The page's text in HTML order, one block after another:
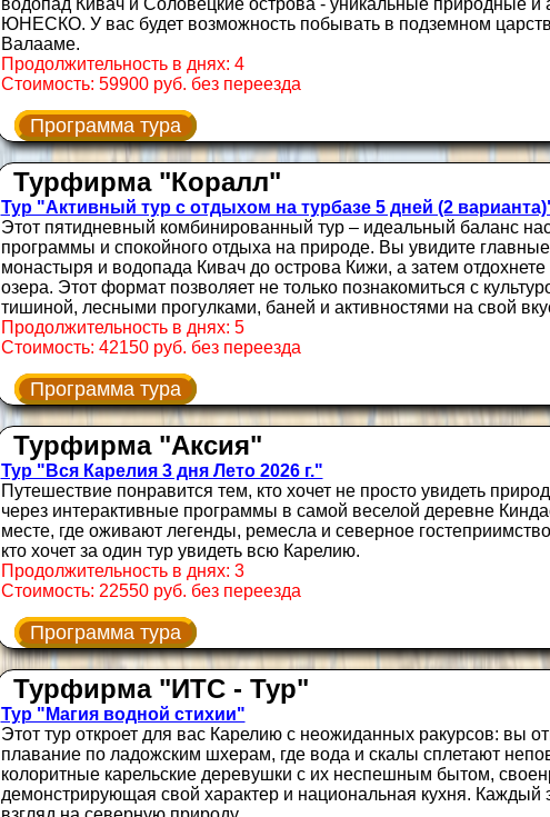
водопад Кивач и Соловецкие острова - уникальные природные и
ЮНЕСКО. У вас будет возможность побывать в подземном
Валааме.
Продолжительность в днях: 4
Стоимость: 59900 руб. без переезда
Программа тура
Турфирма "Коралл"
Тур "Активный тур с отдыхом на турбазе 5 дней (2
Этот пятидневный комбинированный тур – идеальный баланс
программы и спокойного отдыха на природе. Вы увидите
монастыря и водопада Кивач до острова Кижи, а затем
озера. Этот формат позволяет не только познакомиться с
тишиной, лесными прогулками, баней и активностями на свой
Продолжительность в днях: 5
Стоимость: 42150 руб. без переезда
Программа тура
Турфирма "Аксия"
Тур "Вся Карелия 3 дня Лето 2026 г."
Путешествие понравится тем, кто хочет не просто увидеть
через интерактивные программы в самой веселой деревне
месте, где оживают легенды, ремесла и северное
кто хочет за один тур увидеть всю Карелию.
Продолжительность в днях: 3
Стоимость: 22550 руб. без переезда
Программа тура
Турфирма "ИТС - Тур"
Тур "Магия водной стихии"
Этот тур откроет для вас Карелию с неожиданных ракурсов: вы
плавание по ладожским шхерам, где вода и скалы сплетают
колоритные карельские деревушки с их неспешным бытом,
демонстрирующая свой характер и национальная кухня.